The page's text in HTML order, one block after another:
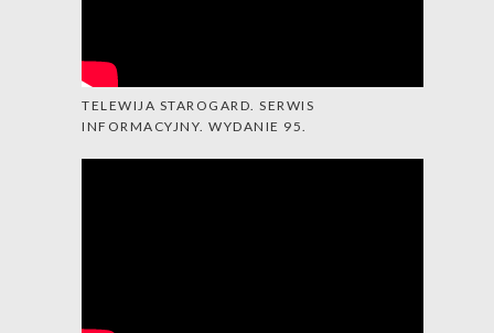
TELEWIJA STAROGARD. SERWIS
INFORMACYJNY. WYDANIE 95.